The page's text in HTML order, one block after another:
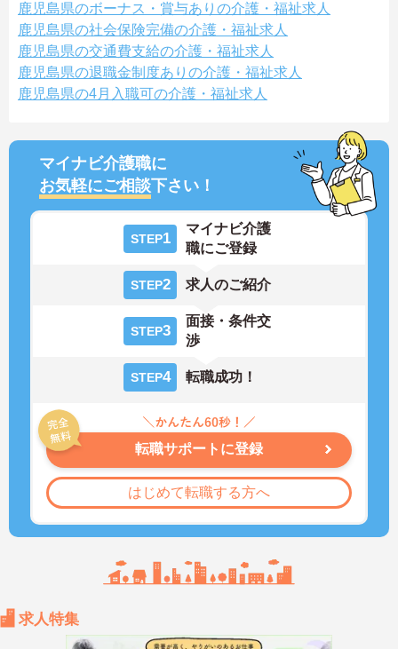
鹿児島県のボーナス・賞与ありの介護・福祉求人
鹿児島県の社会保険完備の介護・福祉求人
鹿児島県の交通費支給の介護・福祉求人
鹿児島県の退職金制度ありの介護・福祉求人
鹿児島県の4月入職可の介護・福祉求人
マイナビ介護職に
お気軽にご相談下さい！
STEP1
マイナビ介護
職にご登録
STEP2 求人のご紹介
STEP3
面接・条件交
渉
STEP4 転職成功！
転職サポートに登録
はじめて転職する方へ
求人特集